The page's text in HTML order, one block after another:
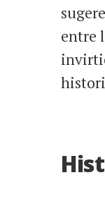
entre